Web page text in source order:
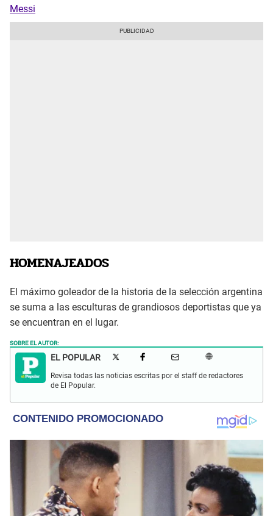
Messi
HOMENAJEADOS
El máximo goleador de la historia de la selección argentina
se suma a las esculturas de grandiosos deportistas que ya
se encuentran en el lugar.
SOBRE EL AUTOR:
EL POPULAR
Revisa todas las noticias escritas por el staff de redactores
de El Popular.